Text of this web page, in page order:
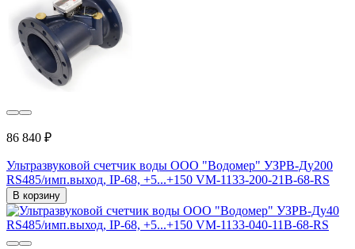
86 840 ₽
Ультразвуковой счетчик воды ООО "Водомер" УЗРВ-Ду200
RS485/имп.выход, IP-68, +5...+150 VM-1133-200-21B-68-RS
В корзину